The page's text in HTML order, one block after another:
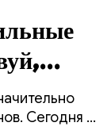
для
Сегодня у